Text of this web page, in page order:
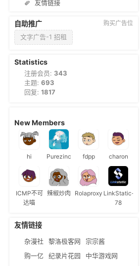
友情链接
自助推广 购买广告位
文字广告-1 招租
Statistics
注册会员: 343
主题: 693
回复: 1817
New Members
hi Purezinc fdpp charon
ICMP不可
达喵
辣椒炒肉 Rolaproxy LinkStatic-
78
友情链接
杂漫社 黎洛极客网
宗宗酱
购一亿
纪录片花园
中华游戏网